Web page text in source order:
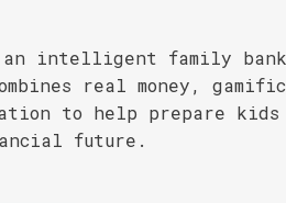
an intelligent family
real money,
to help prepare
future.